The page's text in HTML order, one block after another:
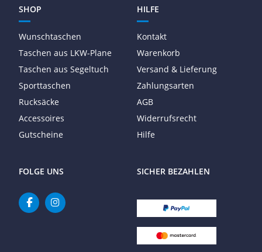
SHOP
Wunschtaschen
Taschen aus LKW-Plane
Taschen aus Segeltuch
Sporttaschen
Rucksäcke
Accessoires
Gutscheine
HILFE
Kontakt
Warenkorb
Versand & Lieferung
Zahlungsarten
AGB
Widerrufsrecht
Hilfe
FOLGE UNS SICHER BEZAHLEN